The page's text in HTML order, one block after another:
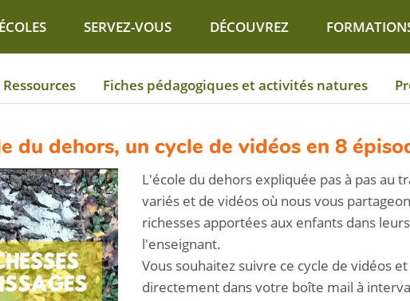
ÉCOLES SERVEZ-VOUS DÉCOUVREZ
Ressources Fiches pédagogiques et activités natures
du dehors, un cycle de vidéos en 8
L'école du dehors expliquée pas à pas au
variés et de vidéos où nous vous
richesses apportées aux enfants dans
l'enseignant.
Vous souhaitez suivre ce cycle de vidéos
directement dans votre boîte mail à